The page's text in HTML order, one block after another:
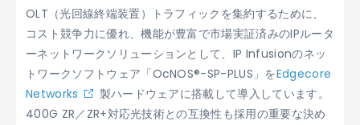
OLT（光回線終端装置）トラフィックを集約するために、
コスト競争力に優れ、機能が豊富で市場実証済みのIPルータ
ーネットワークソリューションとして、IP Infusionのネッ
トワークソフトウェア「OcNOS®-SP-PLUS」をEdgecore
Networks
製ハードウェアに搭載して導入しています。
400G ZR／ZR+対応光技術との互換性も採用の重要な決め